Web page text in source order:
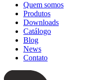
Quem somos
Produtos
Downloads
Catálogo
Blog
News
Contato